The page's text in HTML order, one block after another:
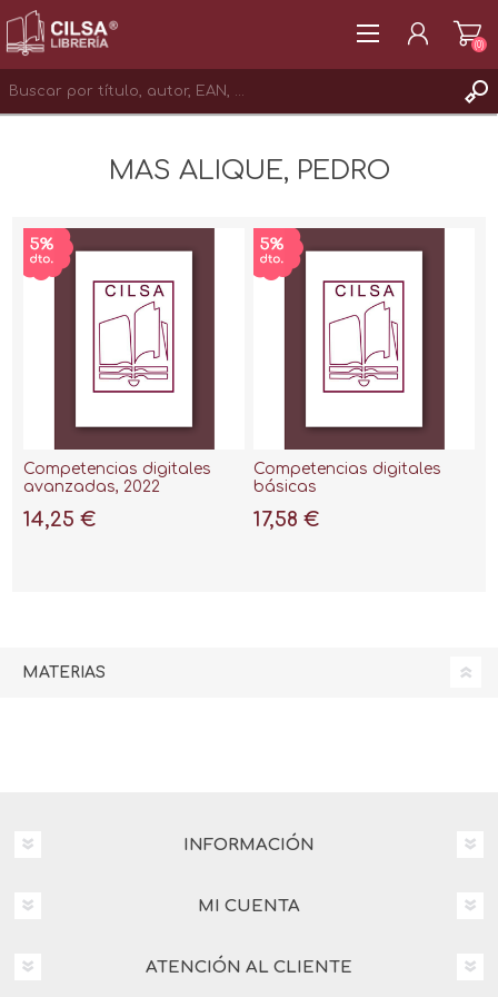
INICIAR SESIÓN
(0)
MAS ALIQUE, PEDRO
Competencias digitales
avanzadas, 2022
14,25 €
Competencias digitales
básicas
17,58 €
MATERIAS
INFORMACIÓN
MI CUENTA
ATENCIÓN AL CLIENTE